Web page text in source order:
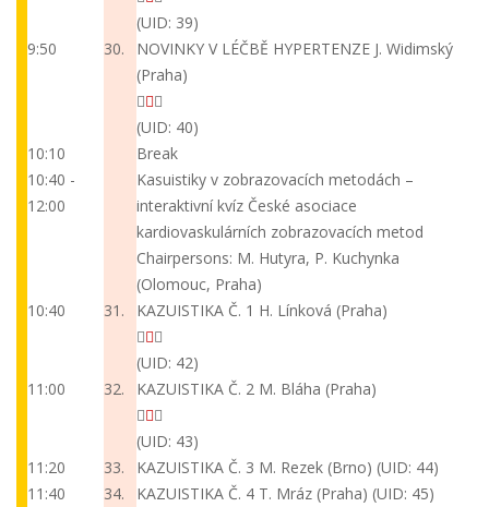
(UID: 39)
9:50
30. NOVINKY V LÉČBĚ HYPERTENZE J. Widimský
(Praha)
(UID: 40)
10:10
Break
10:40 -
12:00
Kasuistiky v zobrazovacích metodách –
interaktivní kvíz České asociace
kardiovaskulárních zobrazovacích metod
Chairpersons: M. Hutyra, P. Kuchynka
(Olomouc, Praha)
10:40
31. KAZUISTIKA Č. 1 H. Línková (Praha)
(UID: 42)
11:00
32. KAZUISTIKA Č. 2 M. Bláha (Praha)
(UID: 43)
11:20
33. KAZUISTIKA Č. 3 M. Rezek (Brno) (UID: 44)
11:40
34. KAZUISTIKA Č. 4 T. Mráz (Praha) (UID: 45)